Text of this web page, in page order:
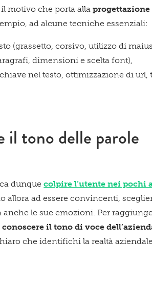
il motivo che porta alla
ad alcune tecniche essenziali:
(grassetto, corsivo, utilizzo di
dimensioni e scelta font),
nel testo, ottimizzazione di url,
il tono delle parole
dunquecolpire l’utente nei pochi
allora ad essere convincenti,
anche le sue emozioni. Per
il tono di voce
che identifichi la realtà